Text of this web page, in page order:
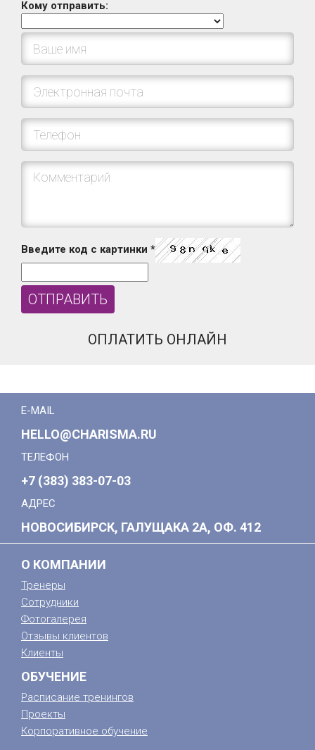
Кому отправить:
Введите код с картинки *
ОПЛАТИТЬ ОНЛАЙН
E-MAIL
HELLO@CHARISMA.RU
ТЕЛЕФОН
+7 (383) 383-07-03
АДРЕС
НОВОСИБИРСК, ГАЛУЩАКА 2А, ОФ. 412
О КОМПАНИИ
Тренеры
Сотрудники
Фотогалерея
Отзывы клиентов
Клиенты
ОБУЧЕНИЕ
Расписание тренингов
Проекты
Корпоративное обучение